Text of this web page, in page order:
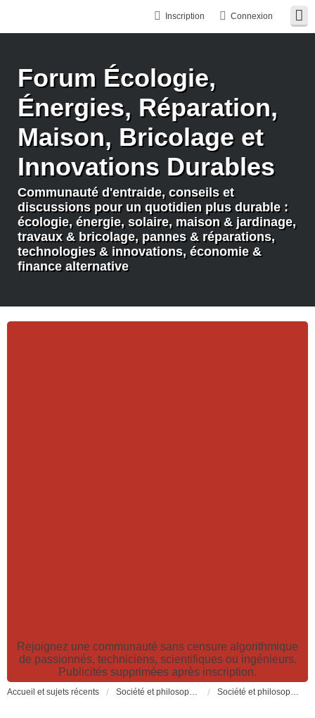
Connexion
Inscription
Forum Écologie,
Énergies, Réparation,
Maison, Bricolage et
Innovations Durables
Communauté d'entraide, conseils et
discussions pour un quotidien plus durable :
écologie, énergie, solaire, maison & jardinage,
travaux & bricolage, pannes & réparations,
technologies & innovations, économie &
finance alternative
Rejoignez une communauté sans censure algorithmique
de passionnés, techniciens, scientifiques ou ingénieurs.
Publicités supprimées après inscription.
Accueil et sujets récents Société et philosophie. Sciences et technologies. Santé et prévention. Société et philosophie